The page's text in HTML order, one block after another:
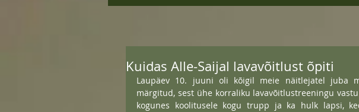
Kuidas Alle-Saijal lavavõitlust õpiti
Laupäev 10. juuni oli kõigil meie näitlejatel juba
märgitud, sest ühe korraliku lavavõitlustreeningu
kogunes koolitusele kogu trupp ja ka hulk lapsi,